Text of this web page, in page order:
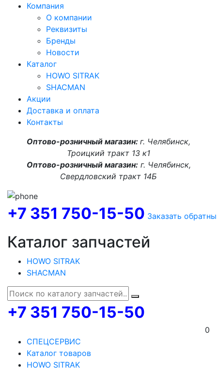
Компания
О компании
Реквизиты
Бренды
Новости
Каталог
HOWO SITRAK
SHACMAN
Акции
Доставка и оплата
Контакты
Оптово-розничный магазин: г. Челябинск,
Троицкий тракт 13 к1
Оптово-розничный магазин:г. Челябинск,
Свердловский тракт 14Б
+7 351 750-15-50 Заказать
Каталог запчастей
HOWO SITRAK
SHACMAN
+7 351 750-15-50
0
СПЕЦСЕРВИС
Каталог товаров
HOWO SITRAK